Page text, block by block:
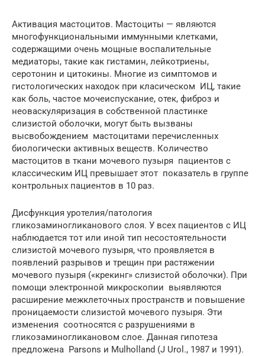
Активация мастоцитов. Мастоциты — являются
многофункциональными иммунными клетками,
содержащими очень мощные воспалительные
медиаторы, такие как гистамин, лейкотриены,
серотонин и цитокины. Многие из симптомов и
гистологических находок при класическом ИЦ, такие
как боль, частое мочеиспускание, отек, фиброз и
неоваскуляризация в собственной пластинке
слизистой оболочки, могут быть вызваны
высвобождением мастоцитами перечисленных
биологически активных веществ. Количество
мастоцитов в ткани мочевого пузыря пациентов с
классическим ИЦ превышает этот показатель в группе
контрольных пациентов в 10 раз.
Дисфункция уротелия/патология
гликозаминогликанового слоя. У всех пациентов с ИЦ
наблюдается тот или иной тип несостоятельности
слизистой мочевого пузыря, что проявляется в
появлений разрывов и трещин при растяжении
мочевого пузыря («крекинг» слизистой оболочки). При
помощи электронной микроскопии выявляются
расширение межклеточных пространств и повышение
проницаемости слизистой мочевого пузыря. Эти
изменения соотносятся с разрушениями в
гликозаминогликановом слое. Данная гипотеза
предложена Parsons и Mulholland (J Urol., 1987 и 1991).